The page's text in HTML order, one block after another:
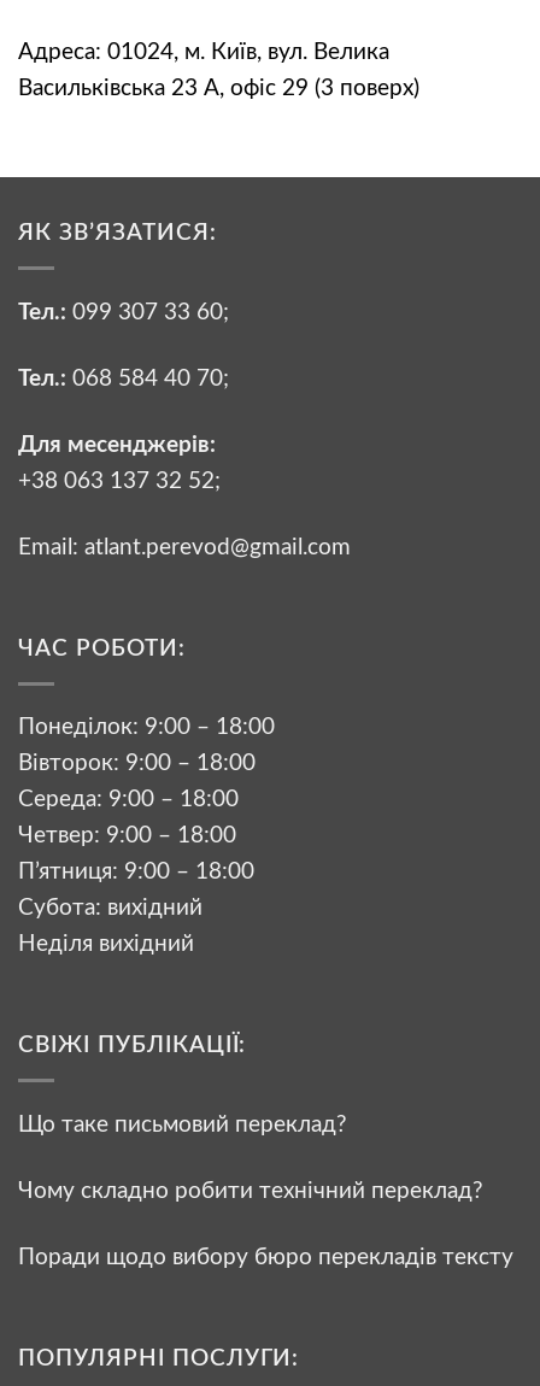
Адреса: 01024, м. Київ, вул. Велика
Васильківська 23 А, офіс 29 (3 поверх)
ЯК ЗВ’ЯЗАТИСЯ:
Тел.: 099 307 33 60;
Тел.: 068 584 40 70;
Для месенджерів:
+38 063 137 32 52;
Email: atlant.perevod@gmail.com
ЧАС РОБОТИ:
Понеділок: 9:00 – 18:00
Вівторок: 9:00 – 18:00
Середа: 9:00 – 18:00
Четвер: 9:00 – 18:00
П’ятниця: 9:00 – 18:00
Субота: вихідний
Неділя вихідний
СВІЖІ ПУБЛІКАЦІЇ:
Що таке письмовий переклад?
Чому складно робити технічний переклад?
Поради щодо вибору бюро перекладів тексту
ПОПУЛЯРНІ ПОСЛУГИ: